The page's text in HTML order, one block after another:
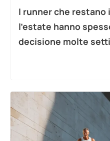
I runner che
l’estate hanno
decisione molte